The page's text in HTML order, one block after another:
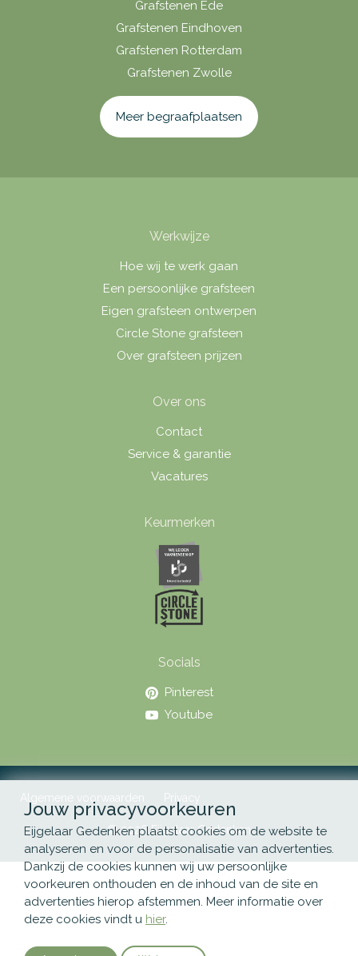
Grafstenen Ede
Grafstenen Eindhoven
Grafstenen Rotterdam
Grafstenen Zwolle
Meer begraafplaatsen
Werkwijze
Hoe wij te werk gaan
Een persoonlijke grafsteen
Eigen grafsteen ontwerpen
Circle Stone grafsteen
Over grafsteen prijzen
Over ons
Contact
Service & garantie
Vacatures
Keurmerken
Socials
Pinterest
Youtube
Algemene voorwaarden Privacy
© 2026 Eijgelaar Gedenken
Jouw privacyvoorkeuren
Eijgelaar Gedenken plaatst cookies om de website te
analyseren en voor de personalisatie van advertenties.
Dankzij de cookies kunnen wij uw persoonlijke
voorkeuren onthouden en de inhoud van de site en
advertenties hierop afstemmen. Meer informatie over
deze cookies vindt u hier.